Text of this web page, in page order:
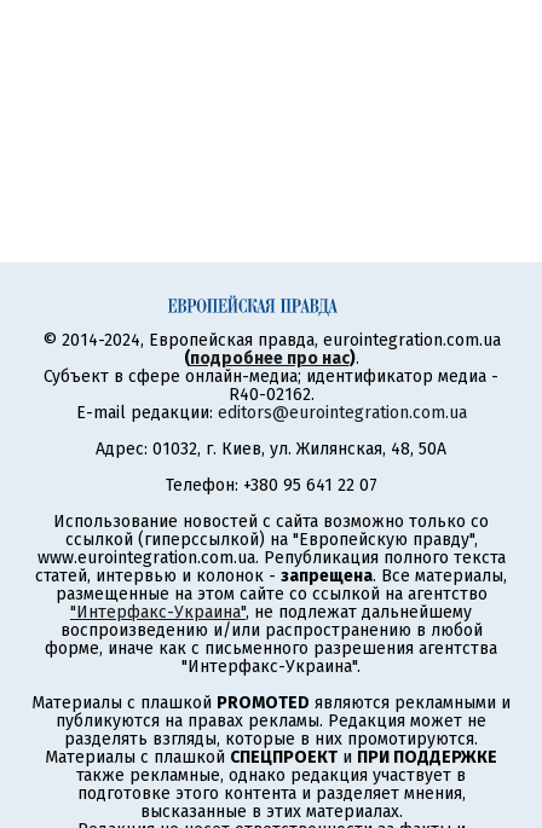
© 2014-2024, Европейская правда, eurointegration.com.ua
(подробнее про нас).
Субъект в сфере онлайн-медиа; идентификатор медиа -
R40-02162.
E-mail редакции: editors@eurointegration.com.ua
Адрес: 01032, г. Киев, ул. Жилянская, 48, 50А
Телефон: +380 95 641 22 07
Использование новостей с сайта возможно только со
ссылкой (гиперссылкой) на "Европейскую правду",
www.eurointegration.com.ua. Републикация полного текста
статей, интервью и колонок - запрещена. Все материалы,
размещенные на этом сайте со ссылкой на агентство
"Интерфакс-Украина", не подлежат дальнейшему
воспроизведению и/или распространению в любой
форме, иначе как с письменного разрешения агентства
"Интерфакс-Украина".
Материалы с плашкой PROMOTED являются рекламными и
публикуются на правах рекламы. Редакция может не
разделять взгляды, которые в них промотируются.
Материалы с плашкой СПЕЦПРОЕКТ и ПРИ ПОДДЕРЖКЕ
также рекламные, однако редакция участвует в
подготовке этого контента и разделяет мнения,
высказанные в этих материалах.